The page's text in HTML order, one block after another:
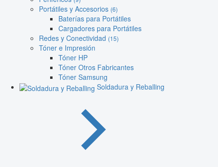
Portátiles y Accesorios (6)
Baterías para Portátiles
Cargadores para Portátiles
Redes y Conectividad (15)
Tóner e Impresión
Tóner HP
Tóner Otros Fabricantes
Tóner Samsung
Soldadura y Reballing